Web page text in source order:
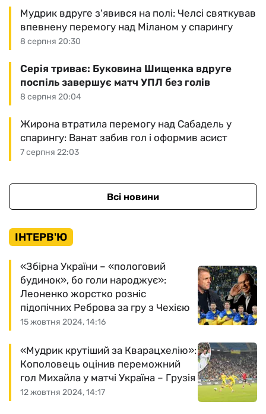
8 серпня 20:30
Мудрик вдруге з'явився на полі: Челсі святкував
впевнену перемогу над Міланом у спарингу
8 серпня 20:04
Серія триває: Буковина Шищенка вдруге
поспіль завершує матч УПЛ без голів
7 серпня 22:03
Жирона втратила перемогу над Сабадель у
спарингу: Ванат забив гол і оформив асист
Всі новини
ІНТЕРВ'Ю
15 жовтня 2024, 14:16
«Збірна України – «пологовий
будинок», бо голи народжує»:
Леоненко жорстко розніс
підопічних Реброва за гру з Чехією
12 жовтня 2024, 14:17
«Мудрик крутіший за Кварацхелію»:
Кополовець оцінив переможний
гол Михайла у матчі Україна – Грузія